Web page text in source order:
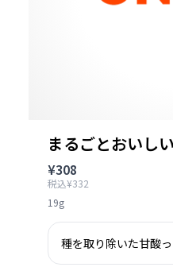
まるごとおいし
¥308
税込¥332
19g
種を取り除いた甘酸